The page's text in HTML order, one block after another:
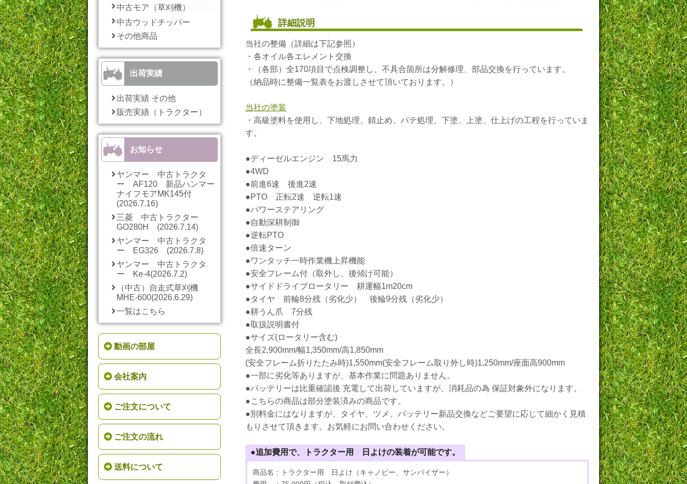
中古モア（草刈機）
中古ウッドチッパー
その他商品
出荷実績
出荷実績 その他
販売実績（トラクター）
お知らせ
ヤンマー 中古トラクタ
ー AF120 新品ハンマー
ナイフモアMK145付
(2026.7.16)
三菱 中古トラクター
GO280H (2026.7.14)
ヤンマー 中古トラクタ
ー EG326 (2026.7.8)
ヤンマー 中古トラクタ
ー Ke-4(2026.7.2)
（中古）自走式草刈機
MHE-600(2026.6.29)
一覧はこちら
動画の部屋
会社案内
ご注文について
ご注文の流れ
送料について
詳細説明
当社の整備（詳細は下記参照）
・各オイル各エレメント交換
・（各部）全170項目で点検調整し、不具合箇所は分解修理、部品交換を行っています。
（納品時に整備一覧表をお渡しさせて頂いております。）
当社の塗装
・高級塗料を使用し、下地処理、錆止め、パテ処理、下塗、上塗、仕上げの工程を行っていま
す。
●ディーゼルエンジン 15馬力
●4WD
●前進6速 後進2速
●PTO 正転2速 逆転1速
●パワーステアリング
●自動深耕制御
●逆転PTO
●倍速ターン
●ワンタッチ一時作業機上昇機能
●安全フレーム付（取外し、後傾け可能）
●サイドドライブロータリー 耕運幅1m20cm
●タイヤ 前輪8分残（劣化少） 後輪9分残（劣化少）
●耕うん爪 7分残
●取扱説明書付
●サイズ(ロータリー含む)
全長2,900mm/幅1,350mm/高1,850mm
(安全フレーム折りたたみ時)1,550mm(安全フレーム取り外し時)1,250mm/座面高900mm
●一部に劣化等ありますが、基本作業に問題ありません。
●バッテリーは比重確認後 充電して出荷していますが、消耗品の為 保証対象外になります。
●こちらの商品は部分塗装済みの商品です。
●別料金にはなりますが、タイヤ、ツメ、バッテリー新品交換などご要望に応じて細かく見積
もりさせて頂きます。お気軽にお問い合わせください。
●追加費用で、トラクター用 日よけの装着が可能です。
商品名：トラクター用 日よけ（キャノピー、サンバイザー）